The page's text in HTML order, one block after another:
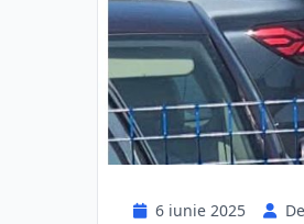
6 iunie 2025